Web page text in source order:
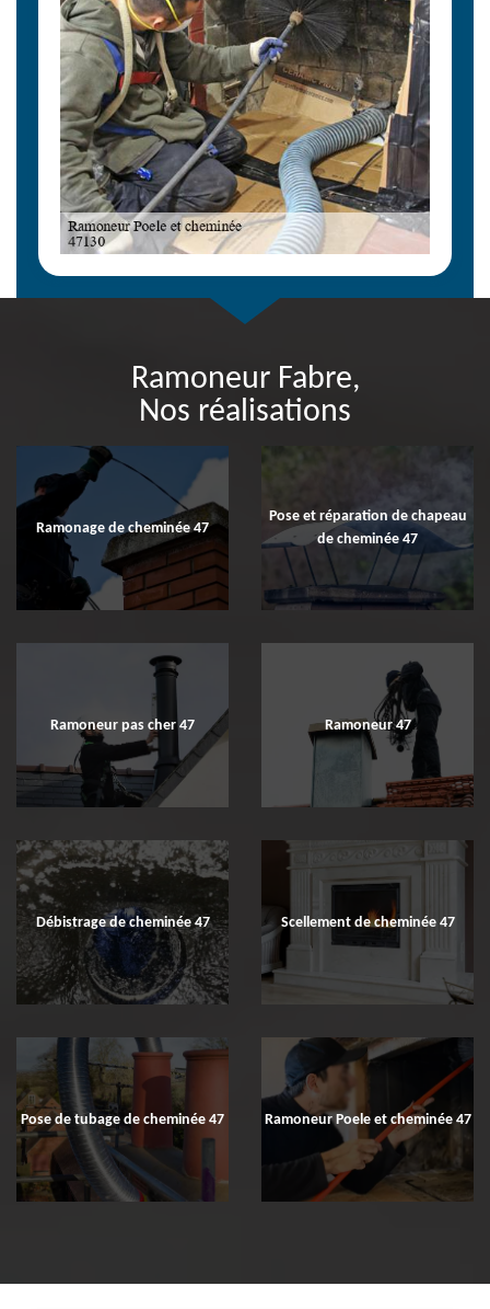
Ramoneur Fabre,
Nos réalisations
Ramonage de cheminée 47
Pose et réparation de chapeau
de cheminée 47
Ramoneur pas cher 47 Ramoneur 47
Débistrage de cheminée 47 Scellement de cheminée 47
Pose de tubage de cheminée 47 Ramoneur Poele et cheminée 47